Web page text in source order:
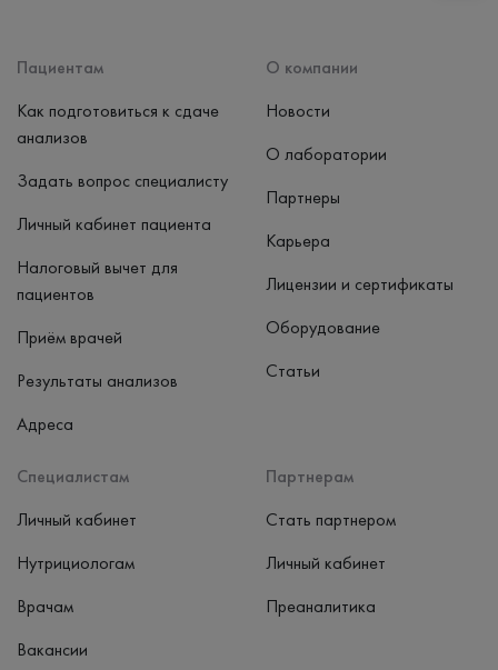
Пациентам
Как подготовиться к сдаче
анализов
Задать вопрос специалисту
Личный кабинет пациента
Налоговый вычет для
пациентов
Приём врачей
Результаты анализов
Адреса
Специалистам
Личный кабинет
Нутрициологам
Врачам
Вакансии
Партнерам
Стать партнером
Личный кабинет
Преаналитика
О компании
Новости
О лаборатории
Партнеры
Карьера
Лицензии и сертификаты
Оборудование
Статьи